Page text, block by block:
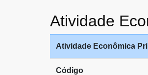
Atividade
Atividade Econômica
Código